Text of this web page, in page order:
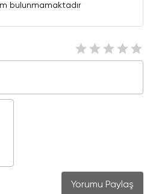
bulunmamaktadır
Yorumu Paylaş